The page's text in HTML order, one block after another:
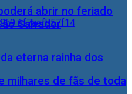
eterna rainha dos
milhares de fãs de toda
abrir no feriado
Salvador